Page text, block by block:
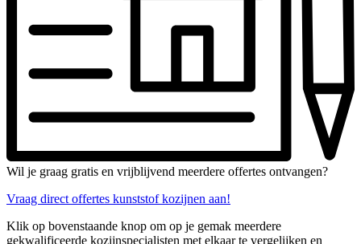
Wil je graag gratis en vrijblijvend meerdere offertes ontvangen?
Vraag direct offertes kunststof kozijnen aan!
Klik op bovenstaande knop om op je gemak meerdere
gekwalificeerde kozijnspecialisten met elkaar te vergelijken en